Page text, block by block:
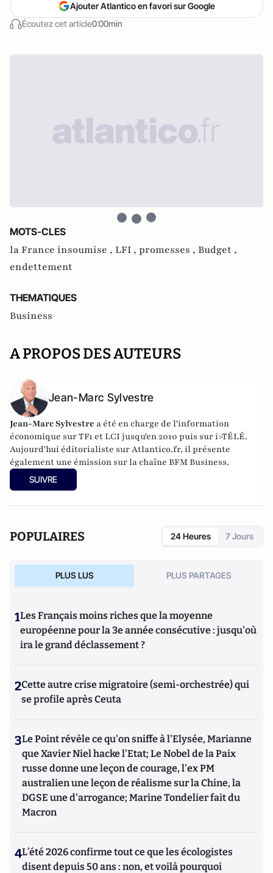
Écoutez cet article0:00min
Ajouter Atlantico en favori sur Google
MOTS-CLES
la France insoumise , LFI , promesses , Budget ,
endettement
THEMATIQUES
Business
A PROPOS DES AUTEURS
Jean-Marc Sylvestre
Jean-Marc Sylvestre a été en charge de l'information
économique sur TF1 et LCI jusqu'en 2010 puis sur i>TÉLÉ.
Aujourd'hui éditorialiste sur Atlantico.fr, il présente
également une émission sur la chaîne BFM Business.
SUIVRE
POPULAIRES 24 Heures 7 Jours
PLUS LUS PLUS PARTAGES
1Les Français moins riches que la moyenne
européenne pour la 3e année consécutive : jusqu'où
ira le grand déclassement ?
2Cette autre crise migratoire (semi-orchestrée) qui
se profile après Ceuta
3Le Point révèle ce qu'on sniffe à l'Elysée, Marianne
que Xavier Niel hacke l'Etat; Le Nobel de la Paix
russe donne une leçon de courage, l'ex PM
australien une leçon de réalisme sur la Chine, la
DGSE une d'arrogance; Marine Tondelier fait du
Macron
4L’été 2026 confirme tout ce que les écologistes
disent depuis 50 ans : non, et voilà pourquoi